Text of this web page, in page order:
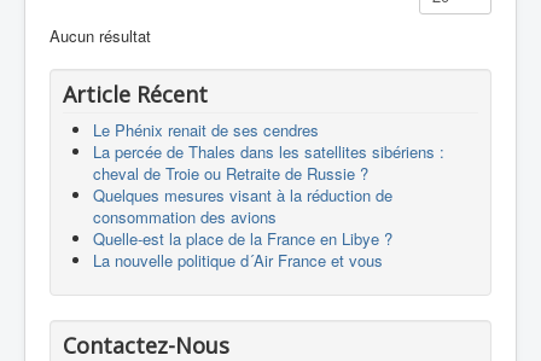
Europespace
Drones
Aucun résultat
Article Récent
Le Phénix renait de ses cendres
La percée de Thales dans les satellites sibériens :
cheval de Troie ou Retraite de Russie ?
Quelques mesures visant à la réduction de
consommation des avions
Quelle-est la place de la France en Libye ?
La nouvelle politique d´Air France et vous
Contactez-Nous